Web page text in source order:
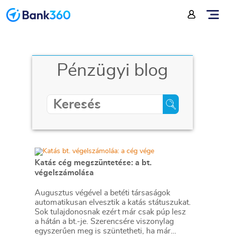
Katás cég megszüntetése: a bt.
végelszámolása
Augusztus végével a betéti társaságok
automatikusan elvesztik a katás státuszukat.
Sok tulajdonosnak ezért már csak púp lesz
a hátán a bt.-je. Szerencsére viszonylag
egyszerűen meg is szüntetheti, ha már
Pénzügyi blog